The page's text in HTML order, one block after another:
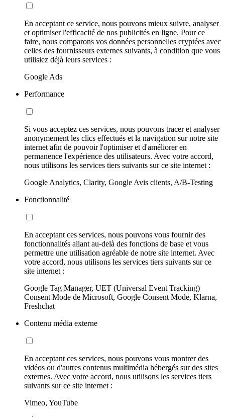
En acceptant ce service, nous pouvons mieux suivre, analyser
et optimiser l'efficacité de nos publicités en ligne. Pour ce
faire, nous comparons vos données personnelles cryptées avec
celles des fournisseurs externes suivants, à condition que vous
utilisiez déjà leurs services :
Google Ads
Performance
Si vous acceptez ces services, nous pouvons tracer et analyser
anonymement les clics effectués et la navigation sur notre site
internet afin de pouvoir l'optimiser et d'améliorer en
permanence l'expérience des utilisateurs. Avec votre accord,
nous utilisons les services tiers suivants sur ce site internet :
Google Analytics, Clarity, Google Avis clients, A/B-Testing
Fonctionnalité
En acceptant ces services, nous pouvons vous fournir des
fonctionnalités allant au-delà des fonctions de base et vous
permettre une utilisation agréable de notre site internet. Avec
votre accord, nous utilisons les services tiers suivants sur ce
site internet :
Google Tag Manager, UET (Universal Event Tracking)
Consent Mode de Microsoft, Google Consent Mode, Klarna,
Freshchat
Contenu média externe
En acceptant ces services, nous pouvons vous montrer des
vidéos ou d'autres contenus multimédia hébergés sur des sites
externes. Avec votre accord, nous utilisons les services tiers
suivants sur ce site internet :
Vimeo, YouTube